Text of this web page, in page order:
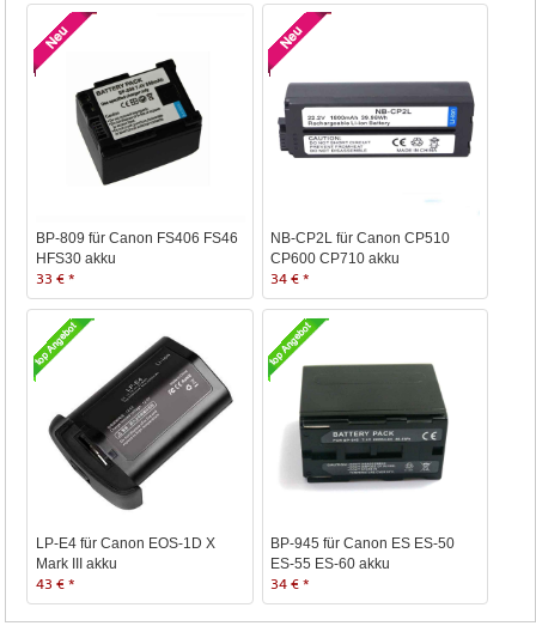
BP-809 für Canon FS406 FS46
HFS30 akku
33 € *
NB-CP2L für Canon CP510
CP600 CP710 akku
34 € *
LP-E4 für Canon EOS-1D X
Mark III akku
43 € *
BP-945 für Canon ES ES-50
ES-55 ES-60 akku
34 € *